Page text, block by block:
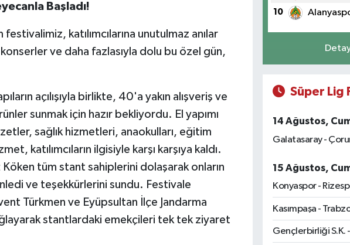
Başladı!
katılımcılarına unutulmaz anılar
ve daha fazlasıyla dolu bu özel gün,
açılışıyla birlikte, 40'a yakın alışveriş ve
sunmak için hazır bekliyordu. El yapımı
sağlık hizmetleri, anaokulları, eğitim
katılımcıların ilgisiyle karşı karşıya kaldı.
Köken tüm stant sahiplerini dolaşarak onların
ve teşekkürlerini sundu. Festivale
Türkmen ve Eyüpsultan İlçe Jandarma
stantlardaki emekçileri tek tek ziyaret
10
Süper Lig
14 Ağustos,
Galatasaray -
15 Ağustos,
Konyaspor -
Kasımpaşa -
Gençlerbirliği S.K.